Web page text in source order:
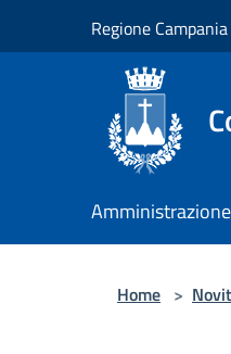
Regione Campania
Amministrazione
Home >